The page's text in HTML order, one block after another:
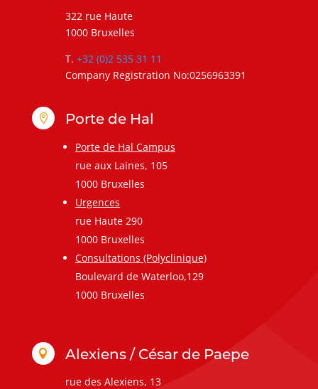
322 rue Haute
1000 Bruxelles
T. +32 (0)2 535 31 11
Company Registration No:0256963391
 Porte de Hal
Porte de Hal Campus
rue aux Laines, 105
1000 Bruxelles
Urgences
rue Haute 290
1000 Bruxelles
Consultations (Polyclinique)
Boulevard de Waterloo,129
1000 Bruxelles
 Alexiens / César de Paepe
rue des Alexiens, 13